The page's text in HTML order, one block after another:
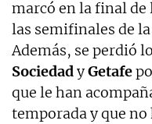
marcó en la final de
las semifinales de la
Además, se perdió
SociedadyGetafe
que le han
temporada y que no